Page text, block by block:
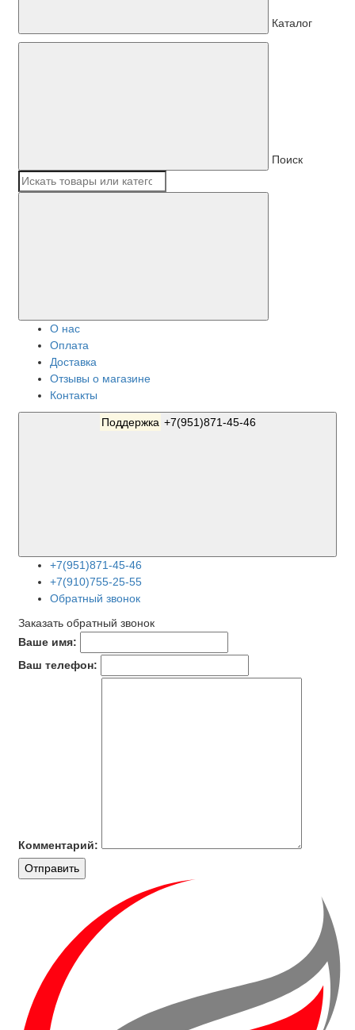
Каталог
Поиск
О нас
Оплата
Доставка
Отзывы о магазине
Контакты
Поддержка +7(951)871-45-46
+7(951)871-45-46
+7(910)755-25-55
Обратный звонок
Заказать обратный звонок
Ваше имя:
Ваш телефон:
Комментарий:
Отправить